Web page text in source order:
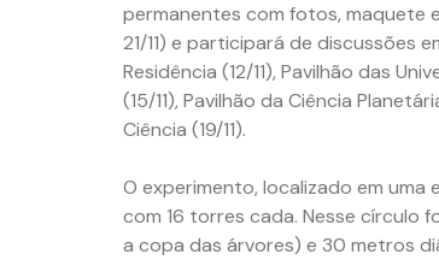
permanentes com fotos, maquete e
21/11) e participará de discussões
Residência (12/11), Pavilhão das
(15/11), Pavilhão da Ciência
Ciência (19/11).
O experimento, localizado em uma
com 16 torres cada. Nesse círculo
a copa das árvores) e 30 metros